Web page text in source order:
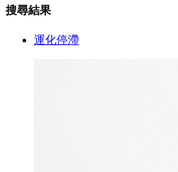
搜尋結果
運化停滯